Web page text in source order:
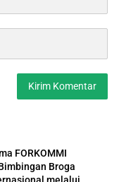
FORKOMMI
Broga
melalui